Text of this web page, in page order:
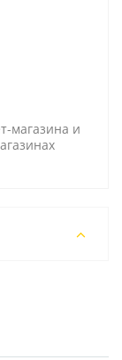
магазина и